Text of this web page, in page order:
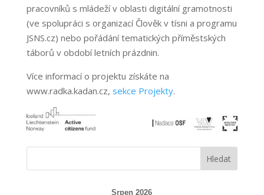
pracovníků s mládeží v oblasti digitální gramotnosti
(ve spolupráci s organizací Člověk v tísni a programu
JSNS.cz) nebo pořádání tematických příměstských
táborů v období letních prázdnin.
Více informací o projektu získáte na
www.radka.kadan.cz, sekce Projekty.
Srpen 2026